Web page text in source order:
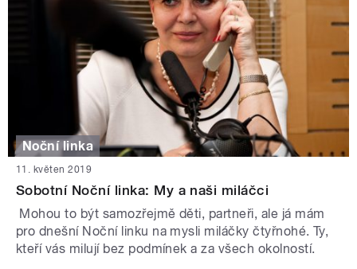
Noční linka
11. květen 2019
Sobotní Noční linka: My a naši miláčci
Mohou to být samozřejmě děti, partneři, ale já mám
pro dnešní Noční linku na mysli miláčky čtyřnohé. Ty,
kteří vás milují bez podmínek a za všech okolností.